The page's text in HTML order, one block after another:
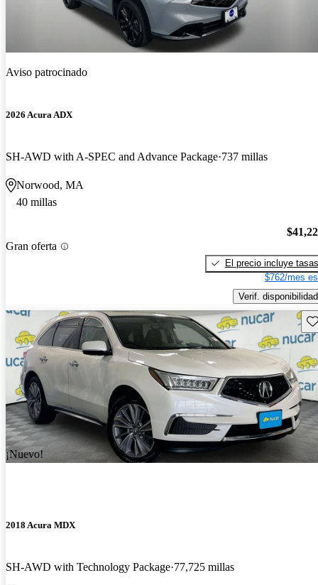
Aviso patrocinado
2026 Acura ADX
SH-AWD with A-SPEC and Advance Package 737 millas
Norwood, MA
40 millas
Gran oferta
El precio incluye tasas
$762/mes
Verif. disponibilidad
¡Nuevo!
2018 Acura MDX
SH-AWD with Technology Package 77,725 millas